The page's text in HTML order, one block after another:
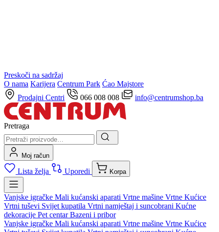
Preskoči na sadržaj
O nama Karijera Centrum Park Ćao Majstore
Prodajni Centri
066 008 008 info@centrumshop.ba
Pretraga
Moj račun
Lista želja Uporedi Korpa
Vanjske igračke Mali kućanski aparati Vrtne mašine Vrtne Kućice
Vrtni tuševi Svijet kupatila Vrtni namještaj i suncobrani Kućne
dekoracije Pet centarBazeni i pribor
Vanjske igračke Mali kućanski aparati Vrtne mašine Vrtne Kućice